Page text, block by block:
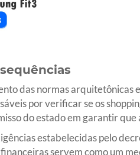
das normas
por verificar se os
do estado em garantir
estabelecidas pelo
servem como um